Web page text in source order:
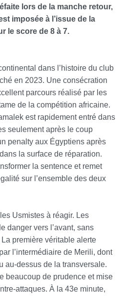
lors de la manche retour,
imposée à l’issue de la
le score de 8 à 7.
dans l’histoire du club
en 2023. Une consécration
parcours réalisé par les
de la compétition africaine.
est rapidement entré dans
seulement après le coup
penalty aux Égyptiens après
la surface de réparation.
la sentence et remet
sur l’ensemble des deux
Usmistes à réagir. Les
danger vers l’avant, sans
première véritable alerte
l’intermédiaire de Merili, dont
au-dessus de la transversale.
beaucoup de prudence et mise
attaques. À la 43e minute,